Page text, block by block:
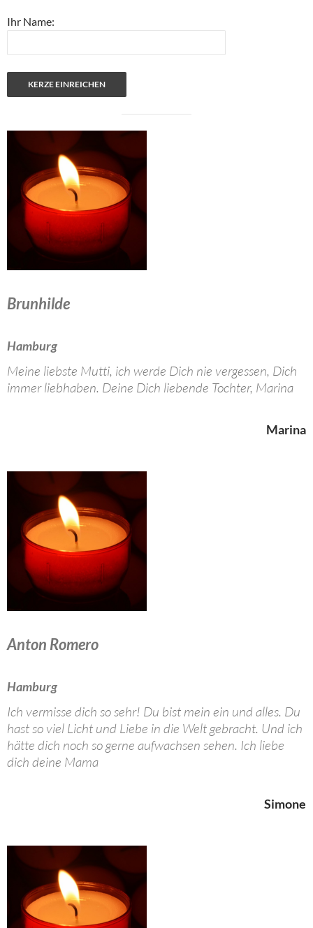
Ihr Name:
Brunhilde
Hamburg
Meine liebste Mutti, ich werde Dich nie vergessen, Dich
immer liebhaben. Deine Dich liebende Tochter, Marina
Marina
Anton Romero
Hamburg
Ich vermisse dich so sehr! Du bist mein ein und alles. Du
hast so viel Licht und Liebe in die Welt gebracht. Und ich
hätte dich noch so gerne aufwachsen sehen. Ich liebe
dich deine Mama
Simone